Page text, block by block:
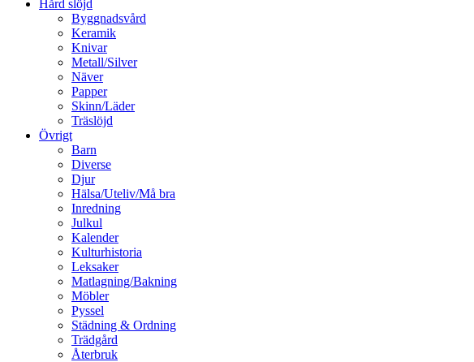
Hård slöjd
Byggnadsvård
Keramik
Knivar
Metall/Silver
Näver
Papper
Skinn/Läder
Träslöjd
Övrigt
Barn
Diverse
Djur
Hälsa/Uteliv/Må bra
Inredning
Julkul
Kalender
Kulturhistoria
Leksaker
Matlagning/Bakning
Möbler
Pyssel
Städning & Ordning
Trädgård
Återbruk